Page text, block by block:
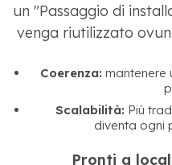
un "Passaggio di
venga riutilizzato
Coerenza: mantenere
Scalabilità: Più
diventa ogni
Pronti a